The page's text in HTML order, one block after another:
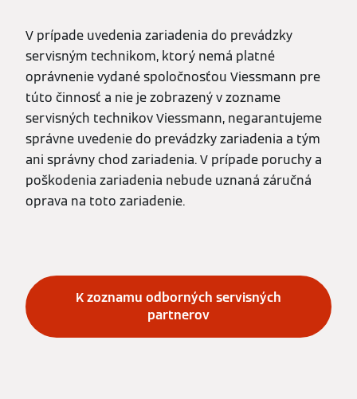
V prípade uvedenia zariadenia do prevádzky
servisným technikom, ktorý nemá platné
oprávnenie vydané spoločnosťou Viessmann pre
túto činnosť a nie je zobrazený v zozname
servisných technikov Viessmann, negarantujeme
správne uvedenie do prevádzky zariadenia a tým
ani správny chod zariadenia. V prípade poruchy a
poškodenia zariadenia nebude uznaná záručná
oprava na toto zariadenie.
K zoznamu odborných servisných
partnerov